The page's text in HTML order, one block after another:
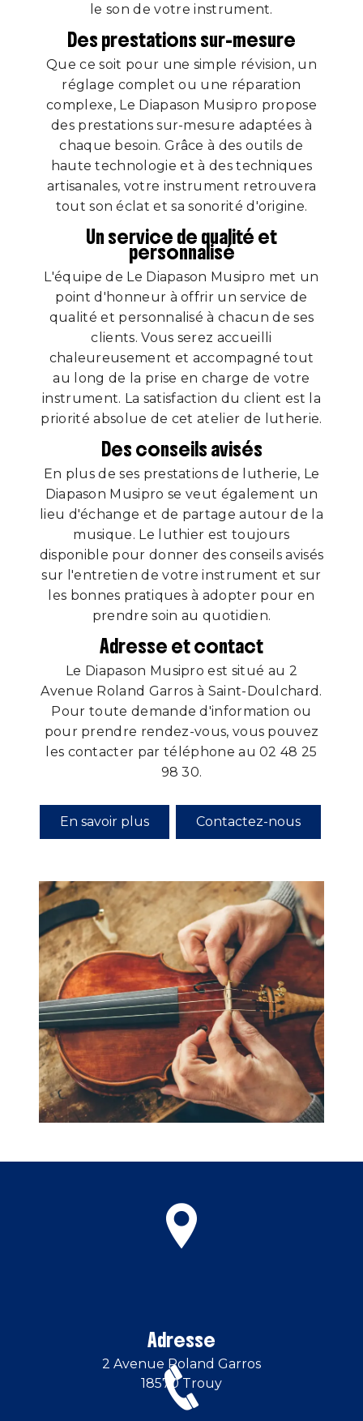
le son de votre instrument.
Des prestations sur-mesure
Que ce soit pour une simple révision, un
réglage complet ou une réparation
complexe, Le Diapason Musipro propose
des prestations sur-mesure adaptées à
chaque besoin. Grâce à des outils de
haute technologie et à des techniques
artisanales, votre instrument retrouvera
tout son éclat et sa sonorité d'origine.
Un service de qualité et
personnalisé
L'équipe de Le Diapason Musipro met un
point d'honneur à offrir un service de
qualité et personnalisé à chacun de ses
clients. Vous serez accueilli
chaleureusement et accompagné tout
au long de la prise en charge de votre
instrument. La satisfaction du client est la
priorité absolue de cet atelier de lutherie.
Des conseils avisés
En plus de ses prestations de lutherie, Le
Diapason Musipro se veut également un
lieu d'échange et de partage autour de la
musique. Le luthier est toujours
disponible pour donner des conseils avisés
sur l'entretien de votre instrument et sur
les bonnes pratiques à adopter pour en
prendre soin au quotidien.
Adresse et contact
Le Diapason Musipro est situé au 2
Avenue Roland Garros à Saint-Doulchard.
Pour toute demande d'information ou
pour prendre rendez-vous, vous pouvez
les contacter par téléphone au 02 48 25
98 30.
En savoir plus Contactez-nous
Adresse
2 Avenue Roland Garros
18570 Trouy